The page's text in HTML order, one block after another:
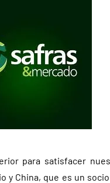
para satisfacer
y China, que es un